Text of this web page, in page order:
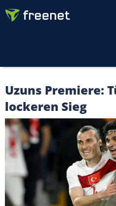
Uzuns Premiere:
lockeren Sieg